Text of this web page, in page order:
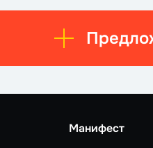
Манифест